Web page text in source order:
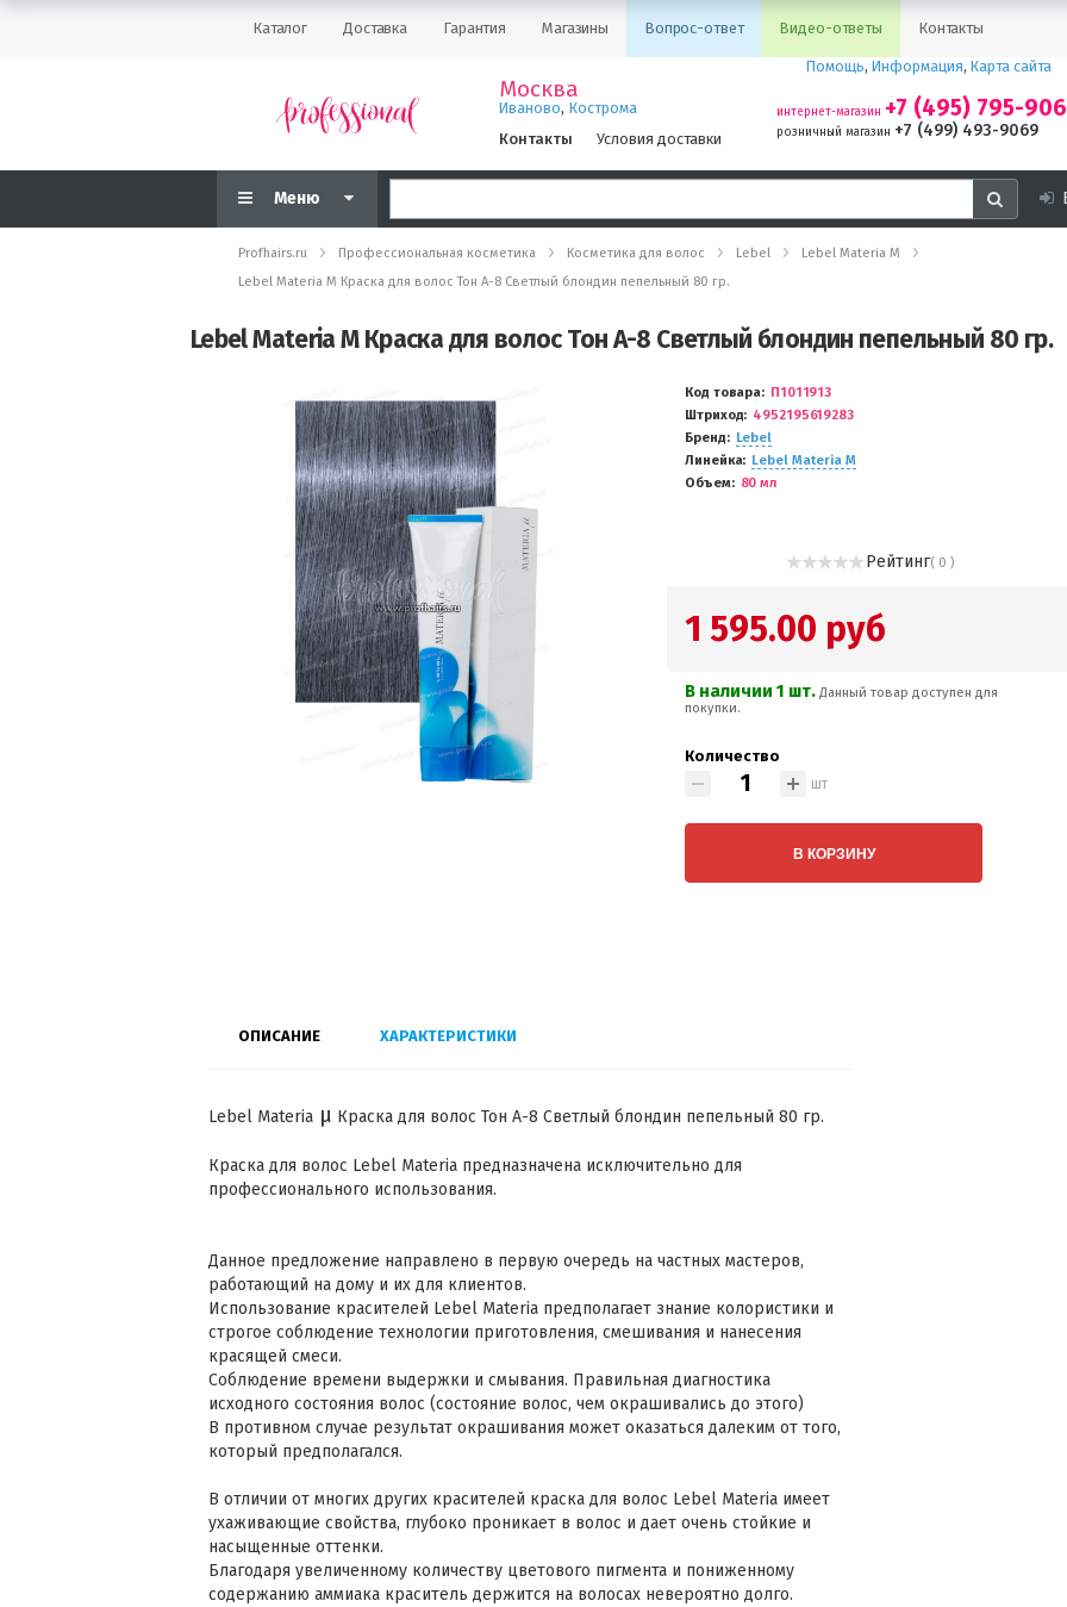
Каталог Доставка Гарантия Магазины Вопрос-ответ Видео-ответы Контакты
Москва
Иваново, Кострома
Контакты
Условия доставки
Помощь, Информация, Карта сайта
интернет-магазин +7 (495) 795-
розничный магазин +7 (499) 493-9069
Меню
Profhairs.ru Профессиональная косметика Косметика для волос Lebel
Lebel Materia M
Lebel Materia M Краска для волос Тон A-8 Светлый блондин пепельный 80 гр.
Lebel Materia M Краска для волос Тон A-8 Светлый блондин пепельный 80 гр.
Код товара
П1011913
Штриход
4952195619283
Бренд
Lebel
Линейка
Lebel Materia M
Объем
80 мл
Рейтинг( 0 )
1 595.00 руб
В наличии 1 шт.Данный товар доступен для
покупки.
Количество
шт
В КОРЗИНУ
ОПИСАНИЕ ХАРАКТЕРИСТИКИ
Lebel Materia μ Краска для волос Тон A-8 Светлый блондин пепельный 80 гр.
Краска для волос Lebel Materia предназначена исключительно для
профессионального использования.
Данное предложение направлено в первую очередь на частных мастеров,
работающий на дому и их для клиентов.
Использование красителей Lebel Materia предполагает знание колористики и
строгое соблюдение технологии приготовления, смешивания и нанесения
красящей смеси.
Соблюдение времени выдержки и смывания. Правильная диагностика
исходного состояния волос (состояние волос, чем окрашивались до этого)
В противном случае результат окрашивания может оказаться далеким от того,
который предполагался.
В отличии от многих других красителей краска для волос Lebel Materia имеет
ухаживающие свойства, глубоко проникает в волос и дает очень стойкие и
насыщенные оттенки.
Благодаря увеличенному количеству цветового пигмента и пониженному
содержанию аммиака краситель держится на волосах невероятно долго.